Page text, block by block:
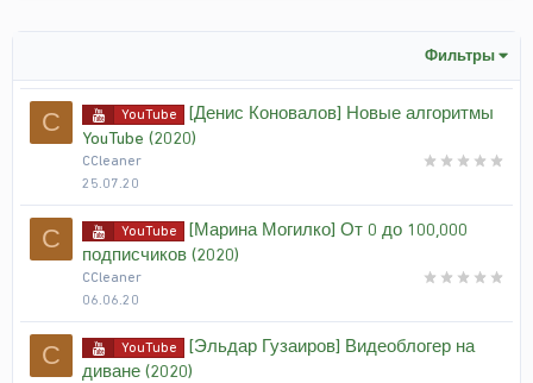
Фильтры
C YouTube
[Денис Коновалов] Новые алгоритмы
YouTube (2020)
CCleaner
25.07.20
C YouTube
[Марина Могилко] От 0 до 100,000
подписчиков (2020)
CCleaner
06.06.20
C YouTube
[Эльдар Гузаиров] Видеоблогер на
диване (2020)